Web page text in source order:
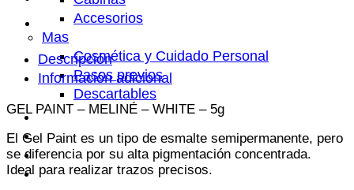
Accesorios
Mas
Cosmética y Cuidado Personal
Pasos previos
Descartables
Centisale
FAQ’s
Contacto
Productos
WHITE
-
5g
cantidad
Descripción
Información adicional
GEL PAINT – MELINÉ – WHITE – 5g
El Gel Paint es un tipo de esmalte semipermanente, pero
se diferencia por su alta pigmentación concentrada.
Ideal para realizar trazos precisos.